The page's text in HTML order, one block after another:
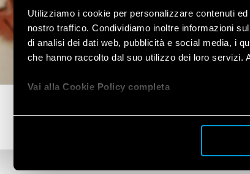
Utilizziamo i cookie per personalizzare contenuti
nostro traffico. Condividiamo inoltre informazioni
di analisi dei dati web, pubblicità e social media, i
che hanno raccolto dal suo utilizzo dei loro servizi.
Vai alla Cookie Policy completa
1 2